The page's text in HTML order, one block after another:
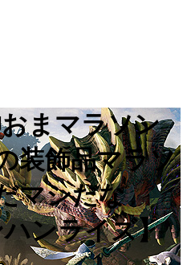
おまマラソン
装飾品マラソ
マシだな
ンライズ】